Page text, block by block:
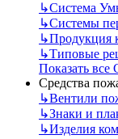
↳Система
↳Системы
↳Продукция
↳Типовые
Показать все
Средства
↳Вентили
↳Знаки и
↳Изделия